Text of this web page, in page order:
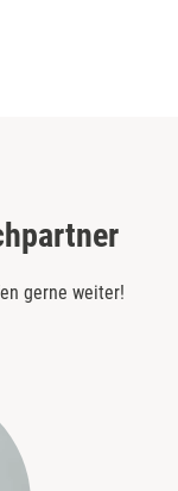
gerne weiter!